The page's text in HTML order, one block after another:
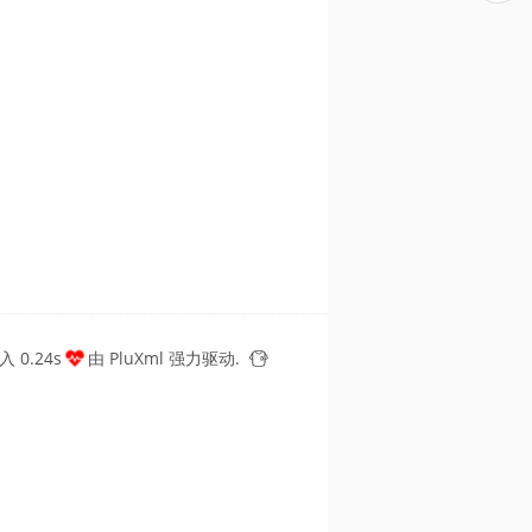
0.24s 由 PluXml 强力驱动.